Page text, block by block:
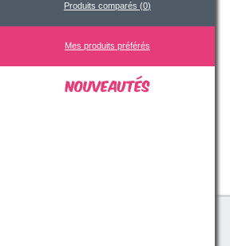
Produits comparés (0)
Mes produits préférés